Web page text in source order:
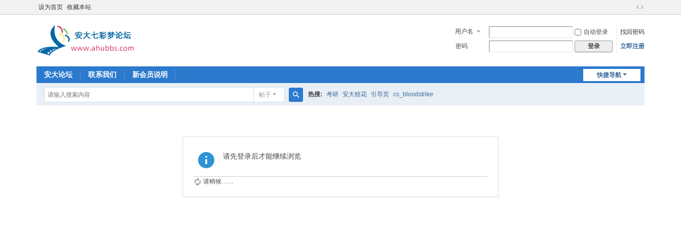
设为首页 收藏本站
切
到
宽
用户名 自动登录
找回密码
密码
登录 立即注册
快捷导航
安大论坛 联系我们 新会员说明
帖子 热搜: 考研 安大校花 引导页 cs_bloodstrike
请先登录后才能继续浏览
请稍候……